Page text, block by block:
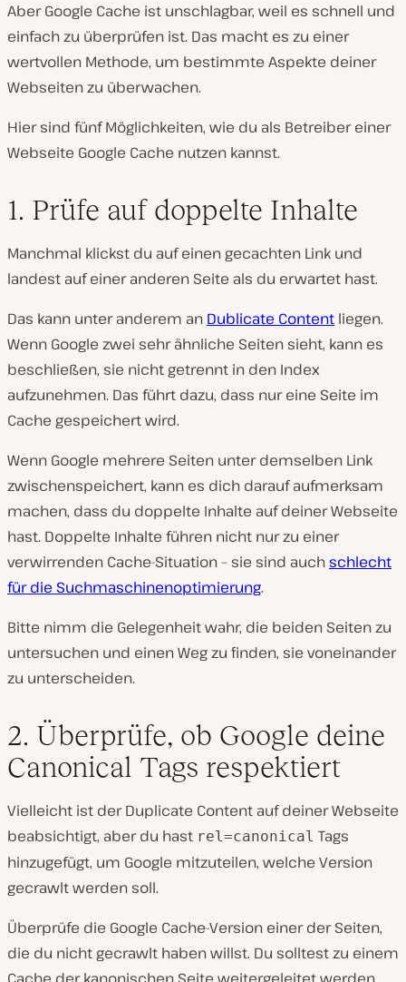
Aber Google Cache ist unschlagbar, weil es schnell und
einfach zu überprüfen ist. Das macht es zu einer
wertvollen Methode, um bestimmte Aspekte deiner
Webseiten zu überwachen.
Hier sind fünf Möglichkeiten, wie du als Betreiber einer
Webseite Google Cache nutzen kannst.
1. Prüfe auf doppelte Inhalte
Manchmal klickst du auf einen gecachten Link und
landest auf einer anderen Seite als du erwartet hast.
Das kann unter anderem an Dublicate Content liegen.
Wenn Google zwei sehr ähnliche Seiten sieht, kann es
beschließen, sie nicht getrennt in den Index
aufzunehmen. Das führt dazu, dass nur eine Seite im
Cache gespeichert wird.
Wenn Google mehrere Seiten unter demselben Link
zwischenspeichert, kann es dich darauf aufmerksam
machen, dass du doppelte Inhalte auf deiner Webseite
hast. Doppelte Inhalte führen nicht nur zu einer
verwirrenden Cache-Situation – sie sind auchschlecht
für die Suchmaschinenoptimierung.
Bitte nimm die Gelegenheit wahr, die beiden Seiten zu
untersuchen und einen Weg zu finden, sie voneinander
zu unterscheiden.
2. Überprüfe, ob Google deine
Canonical Tags respektiert
Vielleicht ist der Duplicate Content auf deiner Webseite
beabsichtigt, aber du hast rel=canonical Tags
hinzugefügt, um Google mitzuteilen, welche Version
gecrawlt werden soll.
Überprüfe die Google Cache-Version einer der Seiten,
die du nicht gecrawlt haben willst. Du solltest zu einem